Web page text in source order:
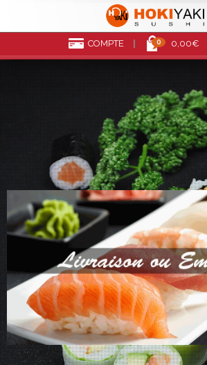
COMPTE 0 0,00€